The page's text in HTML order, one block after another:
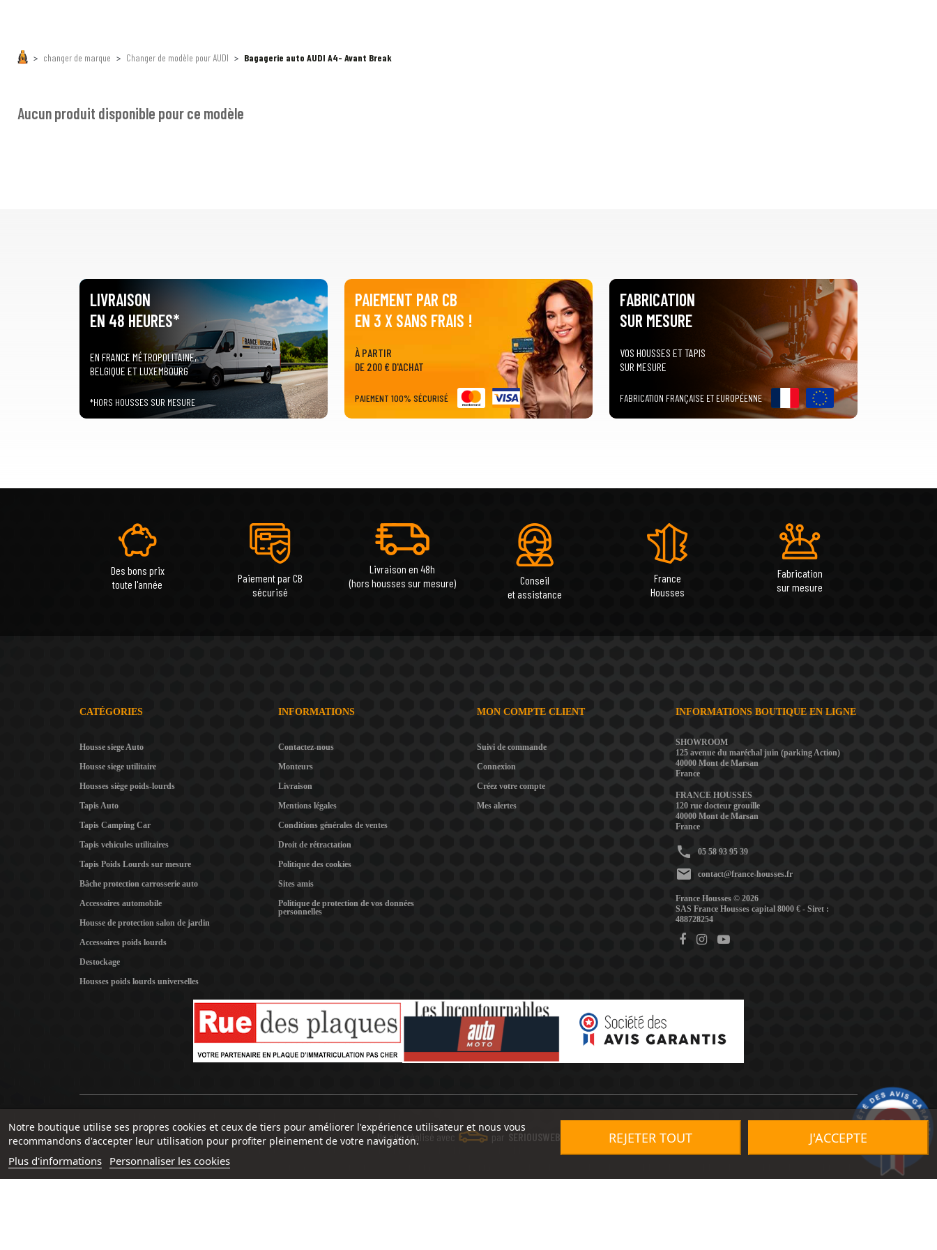
changer de marque Changer de modèle pour AUDI Bagagerie auto AUDI A4- Avant Break
Aucun produit disponible pour ce modèle
LIVRAISON
EN 48 HEURES*
EN FRANCE MÉTROPOLITAINE,
BELGIQUE ET LUXEMBOURG
*HORS HOUSSES SUR MESURE
PAIEMENT PAR CB
EN 3 X SANS FRAIS !
À PARTIR
DE 200 € D'ACHAT
PAIEMENT 100% SÉCURISÉ
FABRICATION
SUR MESURE
VOS HOUSSES ET TAPIS
SUR MESURE
FABRICATION FRANÇAISE ET EUROPÉENNE
Des bons prix
toute l'année
Paiement par CB
sécurisé
Livraison en 48h
(hors housses sur mesure)
Conseil
et assistance
France
Housses
Fabrication
sur mesure
CATÉGORIES
Housse siege Auto
Housse siege utilitaire
Housses siège poids-lourds
Tapis Auto
Tapis Camping Car
Tapis vehicules utilitaires
Tapis Poids Lourds sur mesure
Bâche protection carrosserie auto
Accessoires automobile
Housse de protection salon de jardin
Accessoires poids lourds
Destockage
Housses poids lourds universelles
INFORMATIONS
Contactez-nous
Monteurs
Livraison
Mentions légales
Conditions générales de ventes
Droit de rétractation
Politique des cookies
Sites amis
Politique de protection de vos données
personnelles
MON COMPTE CLIENT
Suivi de commande
Connexion
Créez votre compte
Mes alertes
INFORMATIONS BOUTIQUE EN LIGNE
SHOWROOM
125 avenue du maréchal juin (parking Action)
40000 Mont de Marsan
France
FRANCE HOUSSES
120 rue docteur grouille
40000 Mont de Marsan
France
phone 05 58 93 95 39
mail contact@france-housses.fr
France Housses © 2026
SAS France Housses capital 8000 € - Siret :
488728254
Notre boutique utilise ses propres cookies et ceux de tiers pour améliorer l'expérience utilisateur et nous vous
recommandons d'accepter leur utilisation pour profiter pleinement de votre navigation.
Plus d'informations Personnaliser les cookies
REJETER TOUT J'ACCEPTE
Un site réalisé avec par SERIOUSWEB
9.2